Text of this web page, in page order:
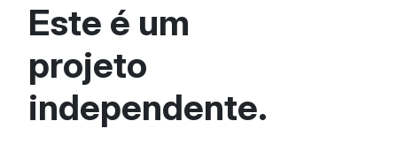
Este é um
projeto
independente.